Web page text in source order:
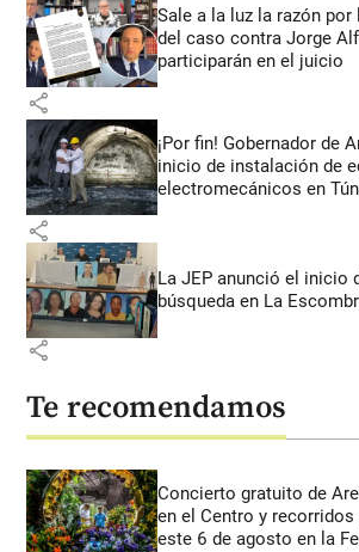
Sale a la luz la razón
del caso contra Jorge
participarán en el juicio
share
¡Por fin! Gobernador de
inicio de instalación de
electromecánicos en
share
La JEP anunció el inicio
búsqueda en La
share
Te recomendamos
Concierto gratuito de
en el Centro y recorridos
este 6 de agosto en la